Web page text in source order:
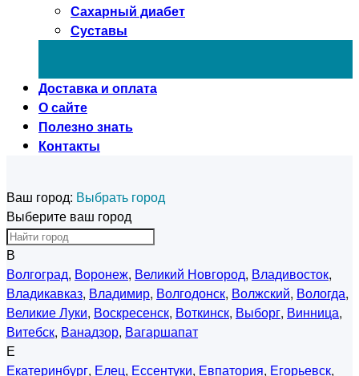
Сахарный диабет
Суставы
Доставка и оплата
О сайте
Полезно знать
Контакты
Ваш город: Выбрать город
Выберите ваш город
В
Волгоград, Воронеж, Великий Новгород, Владивосток,
Владикавказ, Владимир, Волгодонск, Волжский, Вологда,
Великие Луки, Воскресенск, Воткинск, Выборг, Винница,
Витебск, Ванадзор, Вагаршапат
Е
Екатеринбург, Елец, Ессентуки, Евпатория, Егорьевск,